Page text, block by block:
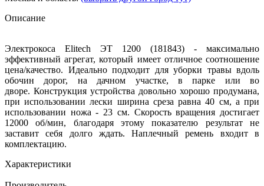
Описание
Электрокоса Elitech ЭТ 1200 (181843) - максимально
эффективный агрегат, который имеет отличное соотношение
цена/качество. Идеально подходит для уборки травы вдоль
обочин дорог, на дачном участке, в парке или во
дворе. Конструкция устройства довольно хорошо продумана,
при использовании лески ширина среза равна 40 см, а при
использовании ножа - 23 см. Скорость вращения достигает
12000 об/мин, благодаря этому показателю результат не
заставит себя долго ждать. Наплечный ремень входит в
комплектацию.
Характеристики